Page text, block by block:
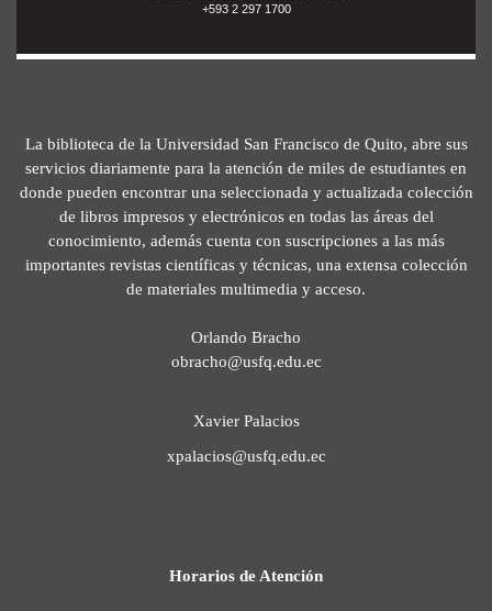
+593 2 297 1700
La biblioteca de la Universidad San Francisco de Quito, abre sus
servicios diariamente para la atención de miles de estudiantes en
donde pueden encontrar una seleccionada y actualizada colección
de libros impresos y electrónicos en todas las áreas del
conocimiento, además cuenta con suscripciones a las más
importantes revistas científicas y técnicas, una extensa colección
de materiales multimedia y acceso.
Orlando Bracho
obracho@usfq.edu.ec
Xavier Palacios
xpalacios@usfq.edu.ec
Horarios de Atención